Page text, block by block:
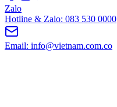
Zalo
Hotline & Zalo: 083 530 0000
Email: info@vietnam.com.co